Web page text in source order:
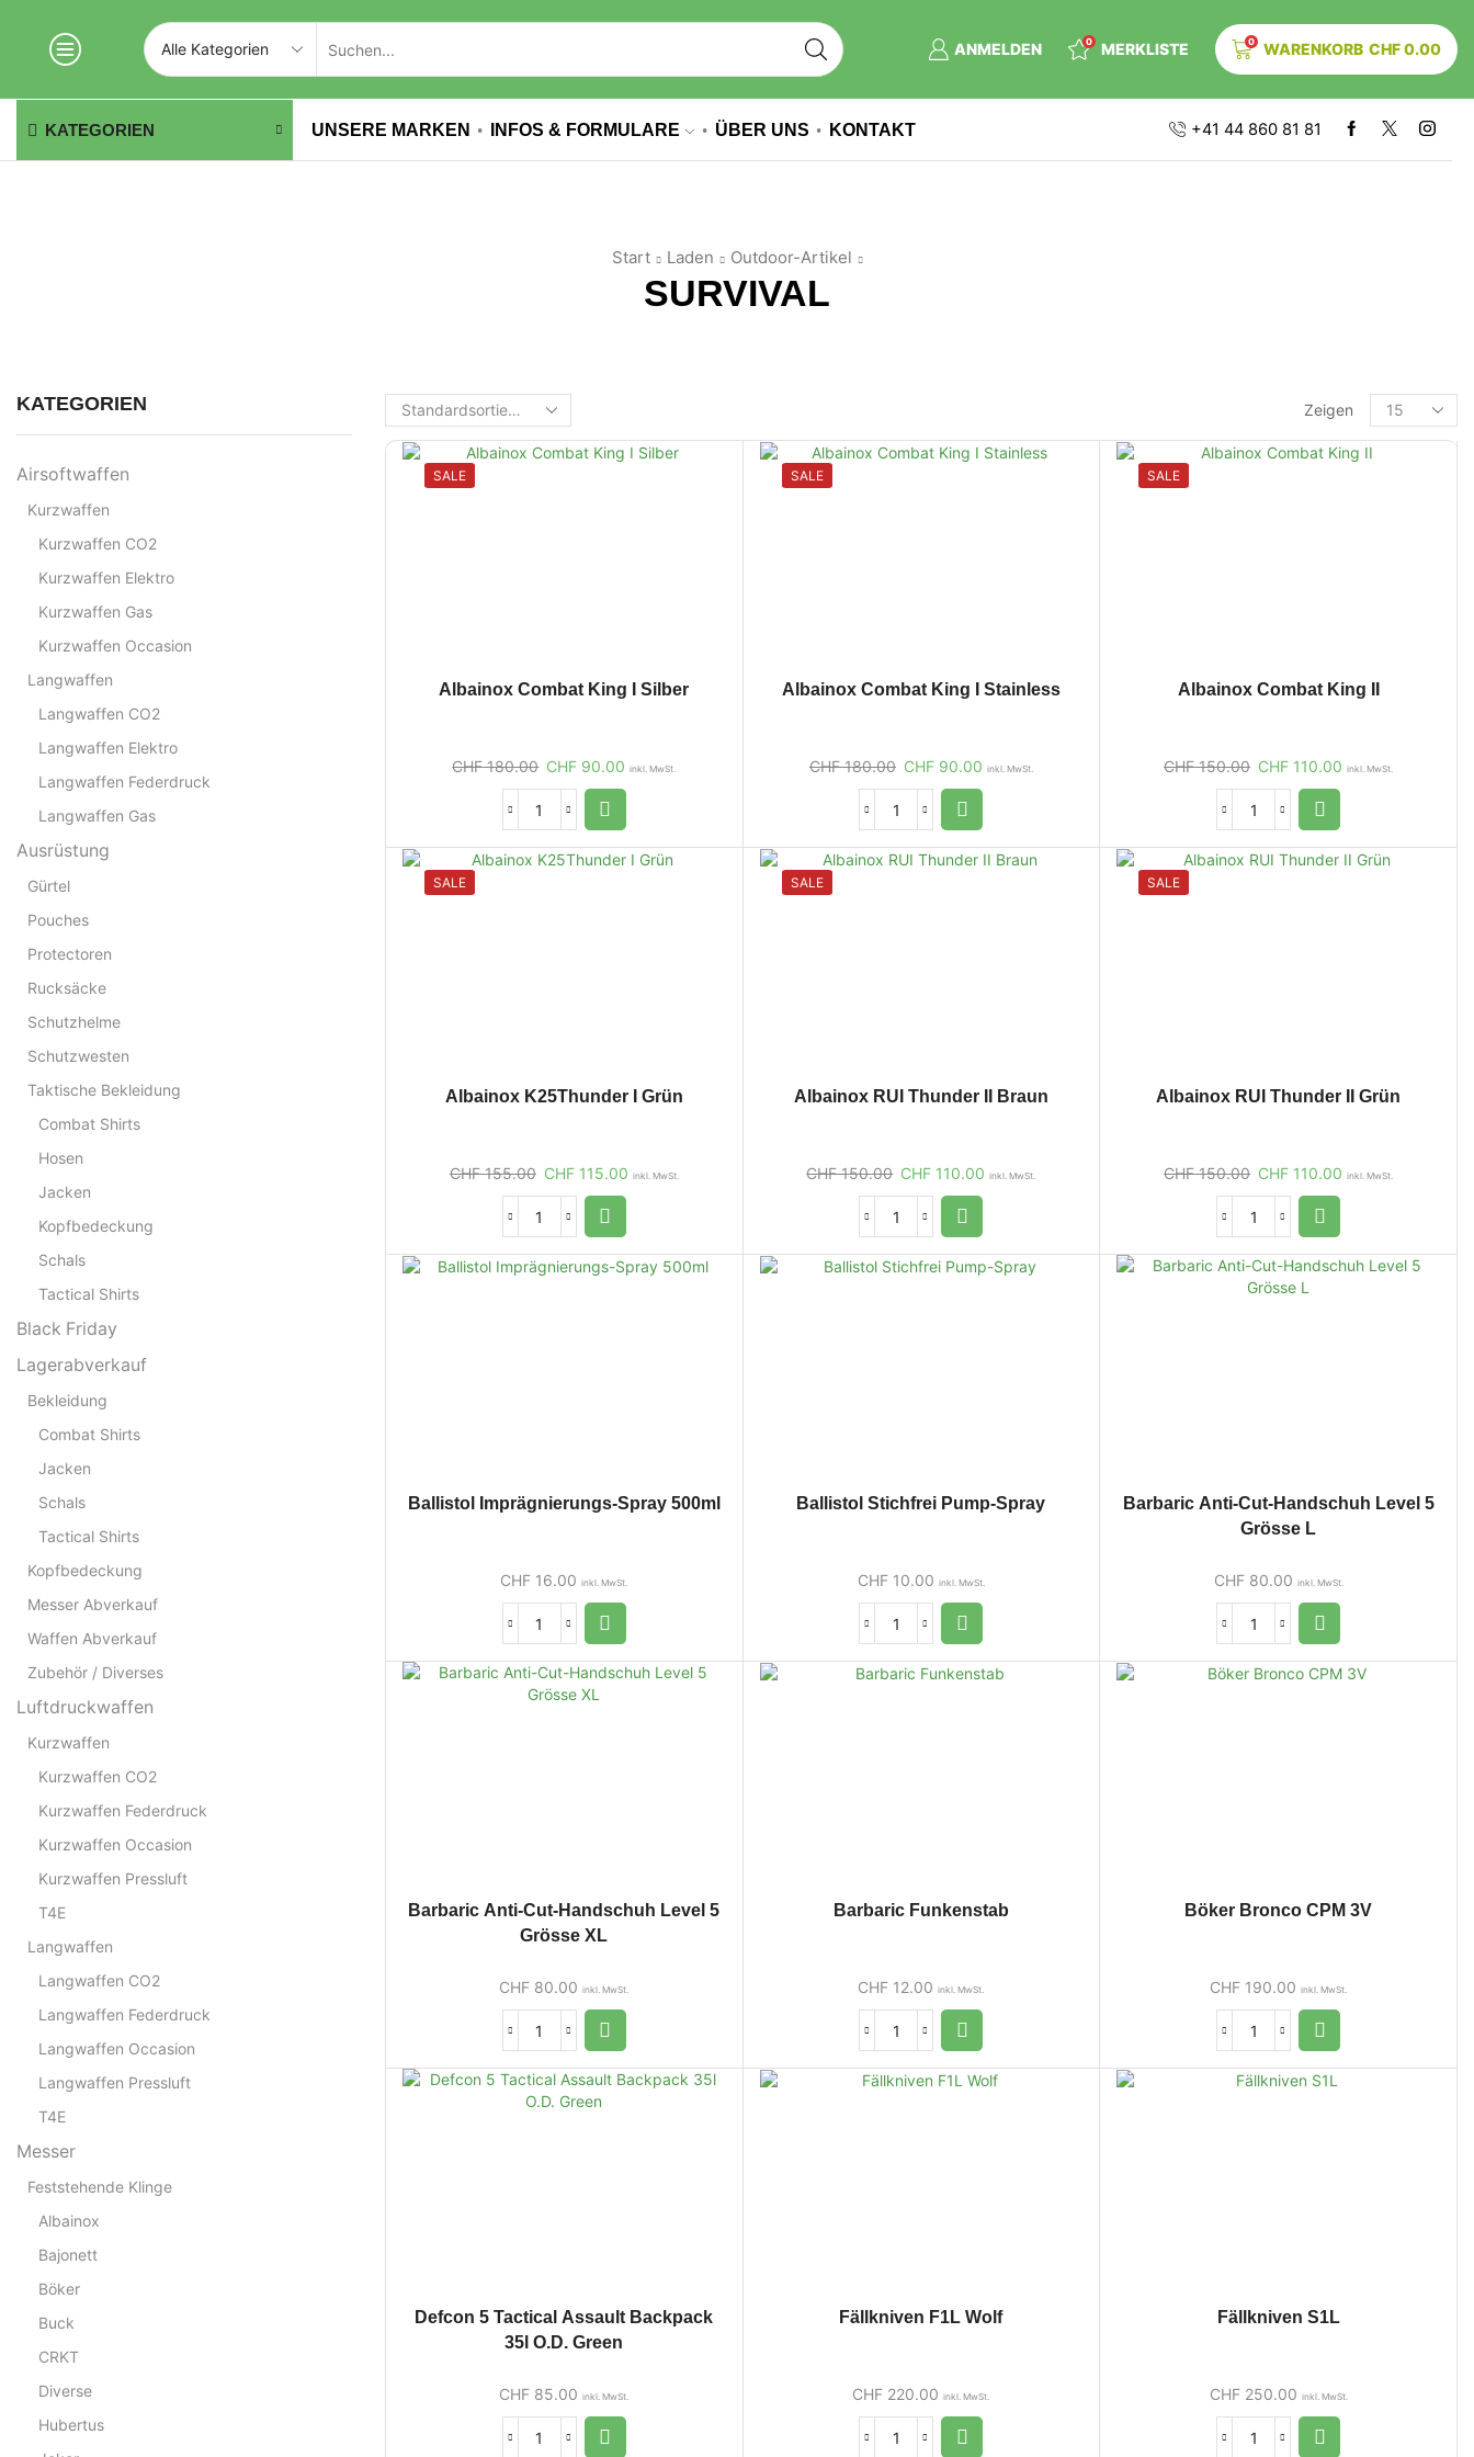
ANMELDEN 0 MERKLISTE 0 WARENKORB CHF0.00
KATEGORIEN UNSERE MARKEN INFOS & FORMULARE ÜBER UNS KONTAKT +41 44 860 81 81
Start Laden Outdoor-Artikel
SURVIVAL
Zeigen
SALE
Albainox Combat King I Silber
CHF180.00 CHF 90.00 inkl. MwSt.
SALE
Albainox Combat King I Stainless
CHF180.00 CHF90.00 inkl. MwSt.
SALE
Albainox Combat King II
CHF150.00 CHF 110.00 inkl. MwSt.
SALE
Albainox K25Thunder I Grün
CHF155.00 CHF115.00 inkl. MwSt.
SALE
Albainox RUI Thunder II Braun
CHF150.00 CHF 110.00 inkl. MwSt.
SALE
Albainox RUI Thunder II Grün
CHF150.00 CHF 110.00 inkl. MwSt.
Ballistol Imprägnierungs-Spray 500ml
CHF 16.00 inkl. MwSt.
Ballistol Stichfrei Pump-Spray
CHF10.00 inkl. MwSt.
Barbaric Anti-Cut-Handschuh Level 5
Grösse L
CHF80.00 inkl. MwSt.
Barbaric Anti-Cut-Handschuh Level 5
Grösse XL
CHF 80.00 inkl. MwSt.
Barbaric Funkenstab
CHF 12.00 inkl. MwSt.
Böker Bronco CPM 3V
CHF 190.00 inkl. MwSt.
Defcon 5 Tactical Assault Backpack
35l O.D. Green
CHF 85.00 inkl. MwSt.
Fällkniven F1L Wolf
CHF 220.00 inkl. MwSt.
Fällkniven S1L
CHF250.00 inkl. MwSt.
KATEGORIEN
Airsoftwaffen
Kurzwaffen
Kurzwaffen CO2
Kurzwaffen Elektro
Kurzwaffen Gas
Kurzwaffen Occasion
Langwaffen
Langwaffen CO2
Langwaffen Elektro
Langwaffen Federdruck
Langwaffen Gas
Ausrüstung
Gürtel
Pouches
Protectoren
Rucksäcke
Schutzhelme
Schutzwesten
Taktische Bekleidung
Combat Shirts
Hosen
Jacken
Kopfbedeckung
Schals
Tactical Shirts
Black Friday
Lagerabverkauf
Bekleidung
Combat Shirts
Jacken
Schals
Tactical Shirts
Kopfbedeckung
Messer Abverkauf
Waffen Abverkauf
Zubehör / Diverses
Luftdruckwaffen
Kurzwaffen
Kurzwaffen CO2
Kurzwaffen Federdruck
Kurzwaffen Occasion
Kurzwaffen Pressluft
T4E
Langwaffen
Langwaffen CO2
Langwaffen Federdruck
Langwaffen Occasion
Langwaffen Pressluft
T4E
Messer
Feststehende Klinge
Albainox
Bajonett
Böker
Buck
CRKT
Diverse
Hubertus